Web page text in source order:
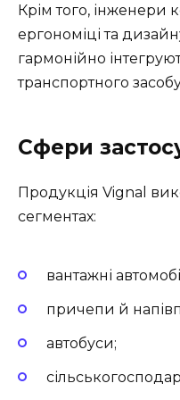
Крім того, інженери
ергономіці та
гармонійно
транспортного
Сфери
Продукція Vignal
сегментах:
вантажні
причепи й
автобуси;